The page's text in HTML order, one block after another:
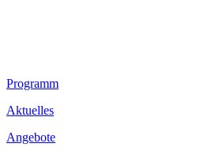
Footer
Inhalt
Programm
Aktuelles
Angebote